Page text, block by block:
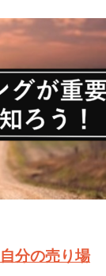
分の売り場